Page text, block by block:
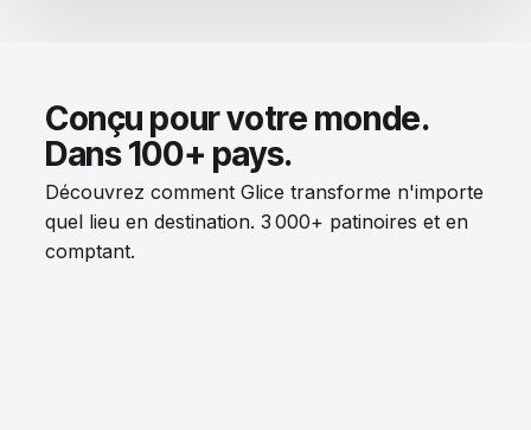
Conçu pour votre monde.
Dans 100+ pays.
Découvrez comment Glice transforme n'importe
quel lieu en destination. 3 000+ patinoires et en
comptant.